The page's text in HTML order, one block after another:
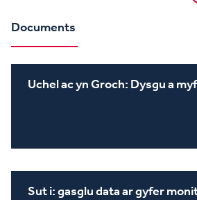
Documents
Uchel ac yn Groch: Dysgu a
Sut i: gasglu data ar gyfer